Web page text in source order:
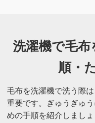
洗濯機で毛
順・
毛布を洗濯機で洗う際
重要です。ぎゅうぎゅ
めの手順を紹介しましょ